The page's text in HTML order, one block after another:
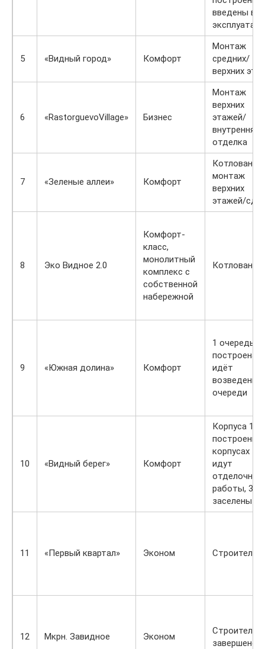
введены в
5 «Видный город» Комфорт
Монтаж
средних/
верхних
6 «RastorguevoVillage» Бизнес
Монтаж
верхних
этажей/
внутренняя
отделка
7 «Зеленые аллеи» Комфорт
Котлован/
монтаж
верхних
этажей/
8 Эко Видное 2.0
Комфорт-
класс,
монолитный
комплекс с
собственной
набережной
Котлован
9 «Южная долина» Комфорт
1 очередь
построена,
идёт
возведение
очереди
10 «Видный берег» Комфорт
Корпуса 1 и
построены,
корпусах 1,2
идут
отделочные
работы,
заселены
11 «Первый квартал» Эконом
12 Мкрн. Завидное Эконом
завершено